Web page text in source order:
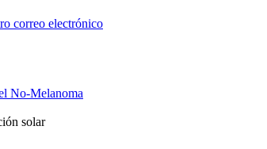
correo electrónico
No-Melanoma
solar